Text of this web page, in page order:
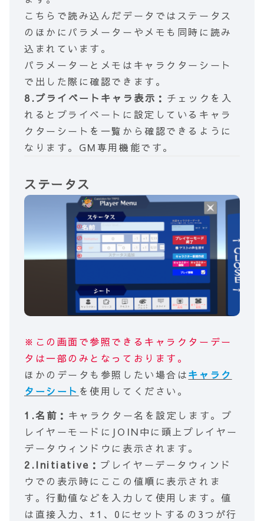
こちらで読み込んだデータではステータス
のほかにパラメーターやメモも同時に読み
込まれています。
パラメーターとメモはキャラクターシート
で出した際に確認できます。
8.プライベートキャラ表示： チェックを入
れるとプライベートに設定しているキャラ
クターシートを一覧から確認できるように
なります。GM専用機能です。
ステータス
※この画面で参照できるキャラクターデー
タは一部のみとなっております。
ほかのデータも参照したい場合はキャラク
ターシート を使用してください。
1.名前： キャラクター名を設定します。プ
レイヤーモードにJOIN中に頭上プレイヤー
データウィンドウに表示されます。
2.Initiative： プレイヤーデータウィンド
ウでの表示時にここの値順に表示されま
す。行動値などを入力して使用します。値
は直接入力、±1、0にセットするの3つが行